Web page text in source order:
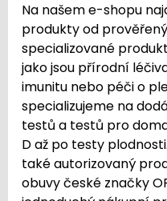
Na našem e-shopu
produkty od
specializované
jako jsou přírodní
imunitu nebo péči o
specializujeme na
testů a testů pro
D až po testy
také autorizovaný
obuvy české značky